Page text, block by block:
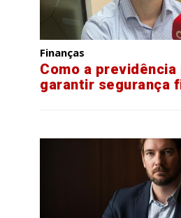
Finanças
Como a
garantir segurança